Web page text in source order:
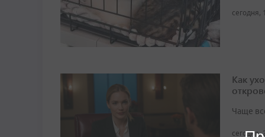
сегодня,
Как
Чаще
сегодня,